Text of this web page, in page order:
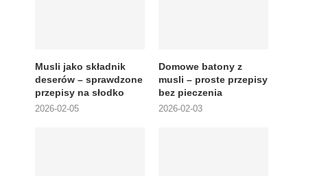
Musli jako składnik
deserów – sprawdzone
przepisy na słodko
2026-02-05
Domowe batony z
musli – proste przepisy
bez pieczenia
2026-02-03